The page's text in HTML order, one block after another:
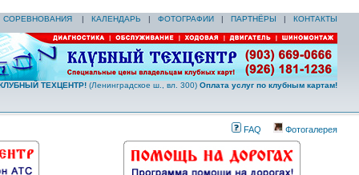
СОРЕВНОВАНИЯ | КАЛЕНДАРЬ | ФОТОГРАФИИ | ПАРТНЁРЫ | КОНТАКТЫ
ТЕХЦЕНТР! (Ленинградское ш., вл. 300) Оплата услуг по клубным картам!
FAQ Фотогалерея